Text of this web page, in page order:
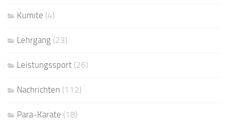
Kumite (4)
Lehrgang (23)
Leistungssport (26)
Nachrichten (112)
Para-Karate (18)